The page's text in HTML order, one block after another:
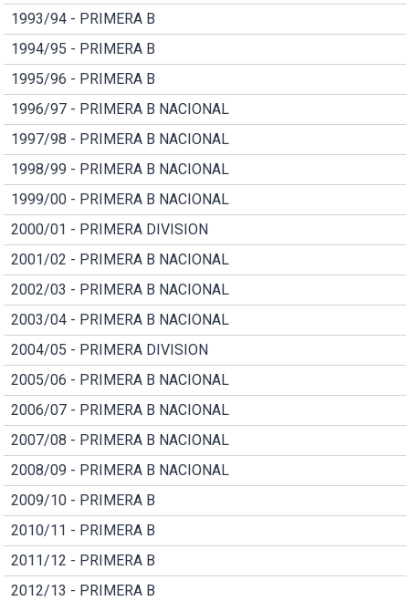
1993/94 - PRIMERA B
1994/95 - PRIMERA B
1995/96 - PRIMERA B
1996/97 - PRIMERA B NACIONAL
1997/98 - PRIMERA B NACIONAL
1998/99 - PRIMERA B NACIONAL
1999/00 - PRIMERA B NACIONAL
2000/01 - PRIMERA DIVISION
2001/02 - PRIMERA B NACIONAL
2002/03 - PRIMERA B NACIONAL
2003/04 - PRIMERA B NACIONAL
2004/05 - PRIMERA DIVISION
2005/06 - PRIMERA B NACIONAL
2006/07 - PRIMERA B NACIONAL
2007/08 - PRIMERA B NACIONAL
2008/09 - PRIMERA B NACIONAL
2009/10 - PRIMERA B
2010/11 - PRIMERA B
2011/12 - PRIMERA B
2012/13 - PRIMERA B